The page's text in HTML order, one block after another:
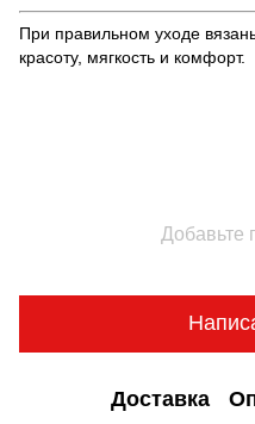
При правильном уходе
красоту, мягкость и комфорт.
Добавьте
Доставка